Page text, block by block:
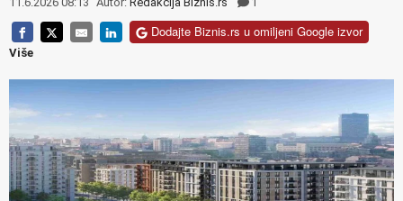
Dodajte Biznis.rs u omiljeni Google izvor
Više